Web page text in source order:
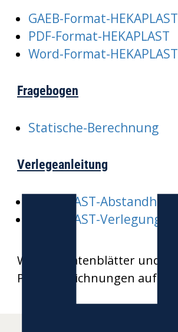
GAEB-Format-HEKAPLAST
PDF-Format-HEKAPLAST
Word-Format-HEKAPLAST
Fragebogen
Statische-Berechnung
Verlegeanleitung
HEKAPLAST-Abstandhalter
HEKAPLAST-Verlegung
Weitere Datenblätter und
Produktzeichnungen auf